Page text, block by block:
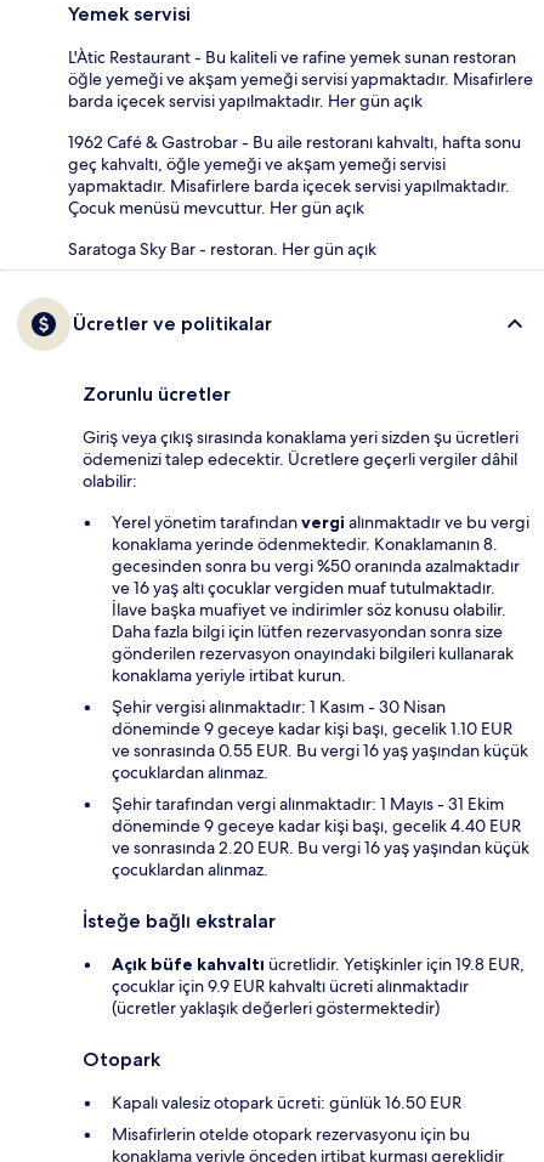
Yemek servisi
L'Àtic Restaurant - Bu kaliteli ve rafine yemek sunan restoran
öğle yemeği ve akşam yemeği servisi yapmaktadır. Misafirlere
barda içecek servisi yapılmaktadır. Her gün açık
1962 Café & Gastrobar - Bu aile restoranı kahvaltı, hafta sonu
geç kahvaltı, öğle yemeği ve akşam yemeği servisi
yapmaktadır. Misafirlere barda içecek servisi yapılmaktadır.
Çocuk menüsü mevcuttur. Her gün açık
Saratoga Sky Bar - restoran. Her gün açık
Ücretler ve politikalar
Zorunlu ücretler
Giriş veya çıkış sırasında konaklama yeri sizden şu ücretleri
ödemenizi talep edecektir. Ücretlere geçerli vergiler dâhil
olabilir:
Yerel yönetim tarafındanvergi alınmaktadır ve bu vergi
konaklama yerinde ödenmektedir. Konaklamanın 8.
gecesinden sonra bu vergi %50 oranında azalmaktadır
ve 16 yaş altı çocuklar vergiden muaf tutulmaktadır.
İlave başka muafiyet ve indirimler söz konusu olabilir.
Daha fazla bilgi için lütfen rezervasyondan sonra size
gönderilen rezervasyon onayındaki bilgileri kullanarak
konaklama yeriyle irtibat kurun.
Şehir vergisi alınmaktadır: 1 Kasım - 30 Nisan
döneminde 9 geceye kadar kişi başı, gecelik 1.10 EUR
ve sonrasında 0.55 EUR. Bu vergi 16 yaş yaşından küçük
çocuklardan alınmaz.
Şehir tarafından vergi alınmaktadır: 1 Mayıs - 31 Ekim
döneminde 9 geceye kadar kişi başı, gecelik 4.40 EUR
ve sonrasında 2.20 EUR. Bu vergi 16 yaş yaşından küçük
çocuklardan alınmaz.
İsteğe bağlı ekstralar
Açık büfe kahvaltı ücretlidir. Yetişkinler için 19.8 EUR,
çocuklar için 9.9 EUR kahvaltı ücreti alınmaktadır
(ücretler yaklaşık değerleri göstermektedir)
Otopark
Kapalı valesiz otopark ücreti: günlük 16.50 EUR
Misafirlerin otelde otopark rezervasyonu için bu
konaklama yeriyle önceden irtibat kurması gereklidir